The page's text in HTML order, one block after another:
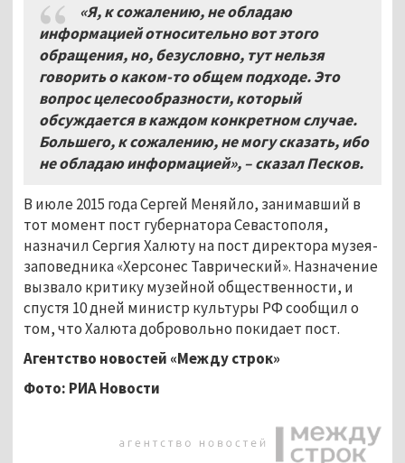
«Я, к сожалению, не обладаю
информацией относительно вот этого
обращения, но, безусловно, тут нельзя
говорить о каком-то общем подходе. Это
вопрос целесообразности, который
обсуждается в каждом конкретном случае.
Большего, к сожалению, не могу сказать, ибо
не обладаю информацией», –сказал Песков.
В июле 2015 года Сергей Меняйло, занимавший в
тот момент пост губернатора Севастополя,
назначил Сергия Халюту на пост директора музея-
заповедника «Херсонес Таврический». Назначение
вызвало критику музейной общественности, и
спустя 10 дней министр культуры РФ сообщил о
том, что Халюта добровольно покидает пост.
Агентство новостей «Между строк»
Фото: РИА Новости